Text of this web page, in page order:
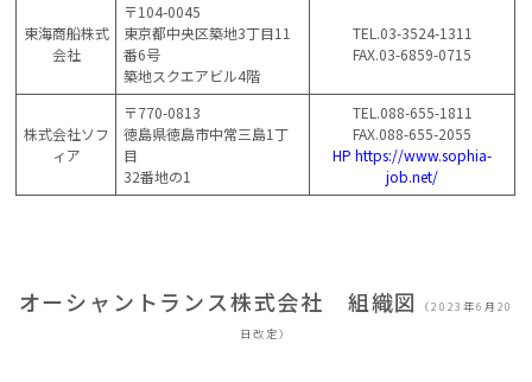
東海商船株式
会社
〒104-0045
東京都中央区築地3丁目11
番6号
築地スクエアビル4階
TEL.03-3524-1311
FAX.03-6859-0715
株式会社ソフ
ィア
〒770-0813
徳島県徳島市中常三島1丁
目
32番地の1
TEL.088-655-1811
FAX.088-655-2055
HP https://www.sophia-
job.net/
オーシャントランス株式会社 組織図
（2023年6月20
日改定）